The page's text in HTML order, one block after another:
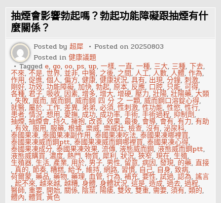
飲
食
十
則
抽煙會影響勃起嗎？勃起功能障礙跟抽煙有什
麼關係？
Posted by超犀 Posted on20250803
Posted in健康議題
Taggede,go,oo, ps,up,一樣,一直,一種, 三大, 三種,下去,
不來,不是,世界,並非, 中醫, 之後, 之間,人工,人數,人體,作為,
作用,促進,個人,偏方,健康,健康狀況,具有, 出現,分鐘,刺激,
剛好,功效,功能障礙,加快,勃起,原本, 反應, 口腔, 只能,可得,
各種,君子, 吸收, 因素,增多,增大,增硬,壓力,壯陽,壯陽藥,大類
,失敗,威而,威而鋼,威而鋼 四 分 之 一顆,威而鋼口溶錠心得,
就醫,屬於,工作,差異, 弟弟,必須,性刺激,性功能,性慾,性行,
患者,情況,想用, 愛撫, 成功, 成功率,手術,手術過程,抑制劑,
抽煙,抽煙會,持久,擁抱, 改善,效果,最後, 會導,會有,有力,有助
,有效,服用,服藥,根據,樂威,樂威壯,檢查,沒有,泌尿科,
泰國果凍,泰國果凍副作用,泰國果凍吃法,泰國果凍哪裡買,
泰國果凍威而鋼ptt,泰國果凍威而鋼哪裡買,泰國果凍心得,
泰國果凍成分,泰國果凍效果,流傳,液態威而鋼,液態威而鋼ptt,
液態威購買,濃度,熱門,物質,犀利,狀況,狹窄,現在,生殖,
生殖器,生活,產業, 用於, 男子, 男性, 留意,病因,發現, 的藥,直接
,真的,節奏,糟糕,給予,維持,網路, 習慣, 自己, 自身,致病,
荷爾蒙,藥品,藥物,藥理,血管,行為,補充,要性,試過,認為,謠言
,起不來,越來越,越糟,身體,身體狀況,這是,造成,過去,過程,
醫師,重要, 開始, 關係, 陰莖, 陽痿,雙效,雙重,需要,須有,類的,
體內,體質,黃色